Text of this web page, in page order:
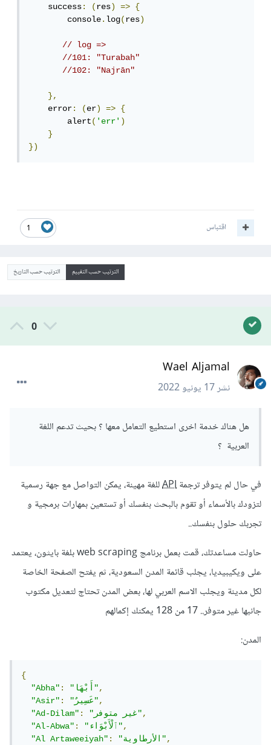
    success
: (res) =>
{
        console
.log(res)
// log =>
//101: "Turabah"
//102: "Najrān"
},
    error
: (er) =>
{
        alert
('err')
}
})
1 اقتباس
الترتيب حسب التقييم الترتيب حسب التاريخ
0
Wael Aljamal
نشر17 يونيو 2022
هل هناك خدمة اخرى استطيع التعامل معها ؟ بحيث تدعم اللغة
العربية ؟
في حال لم يتوفر ترجمةAPIللغة مهينة، يمكن التواصل مع جهة رسمية
لتزودك بالأسماء أو تقوم بالبحث بنفسك أو تستعين بمهارات برمجية و
تجربك حلول بنفسك..
حاولت مساعدتك، قمت بعمل برنامج web scraping بلغة بايثون، يعتمد
على ويكيبيديا، يجلب قائمة المدن السعودية، ثم يفتح الصفحة الخاصة
لكل مدينة ويجلب الاسم العربي لها، بعض المدن تحتاج لتعديل مكتوب
جانبها غير متوفر.. 17 من 128 يمكنك إكمالهم
المدن:
{
"Abha": "أَبْهَا",
"Asir": "عَسِيرٌ",
"Ad-Dilam": "غير متوفر",
"Al-Abwa": "ٱلْأَبْوَاء",
"Al Artaweeiyah": "الأرطاوية",